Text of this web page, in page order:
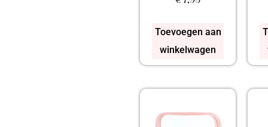
Toevoegen aan
winkelwagen